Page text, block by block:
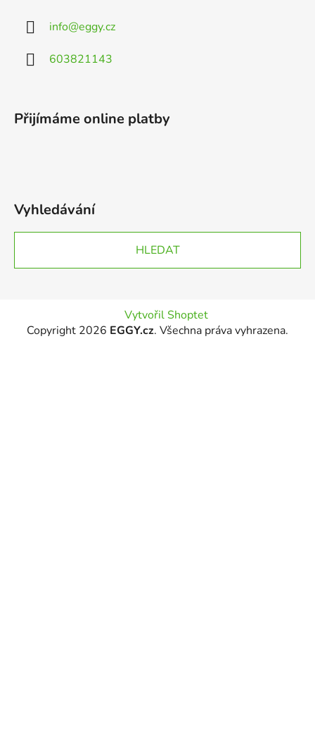
info@eggy.cz
603821143
Přijímáme online platby
Vyhledávání
HLEDAT
Vytvořil Shoptet
Copyright 2026 EGGY.cz. Všechna práva vyhrazena.